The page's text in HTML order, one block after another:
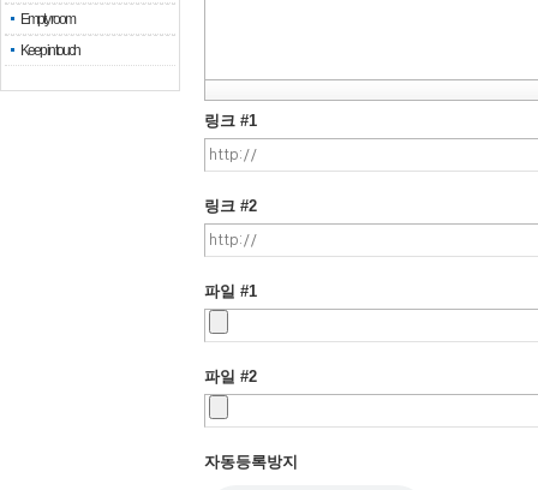
Empty room
Keep in touch
링크 #1
링크 #2
파일 #1
파일 #2
자동등록방지